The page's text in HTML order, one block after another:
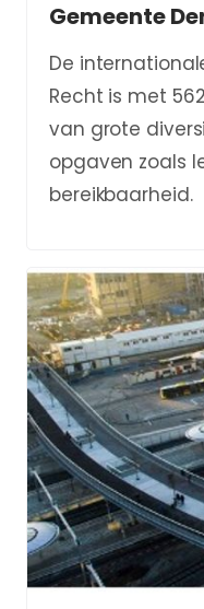
Gemeente
De
Recht is met
van grote
opgaven zoals
bereikbaarheid.